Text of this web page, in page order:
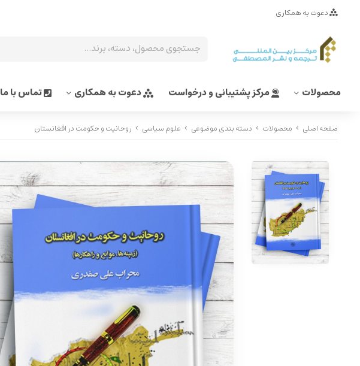
دعوت به همکاری
محصولات مرکز پشتیبانی و درخواست دعوت به همکاری تماس با ما
صفحه اصلی محصولات دسته بندی موضوعی علوم سیاسی روحانیت و حکومت در افغانستان